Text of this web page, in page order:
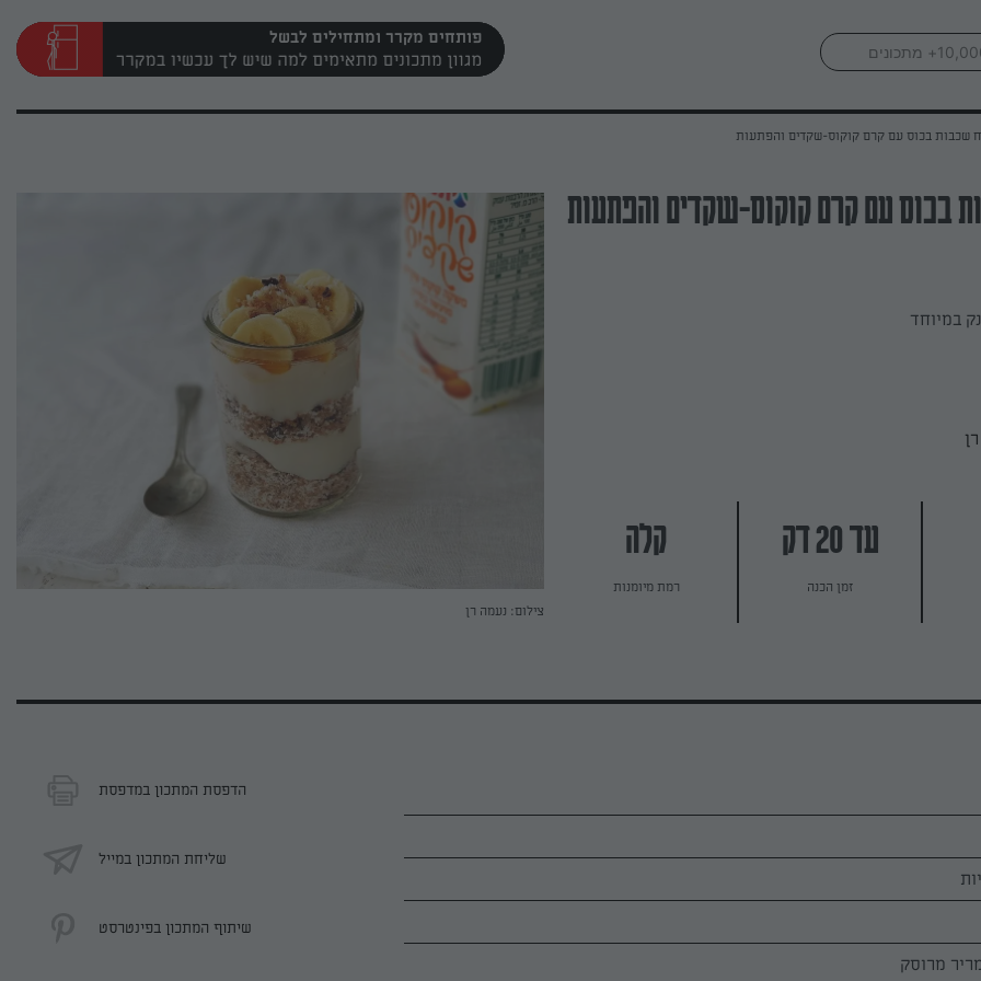
פותחים מקרר ומתחילים לבשל
שכבות בכוס עם קרם קוקוס-שקדים והפתעות
בכוס עם קרם קוקוס-שקדים והפתעות
במיוחד
עד 20 דק
זמן הכנה
קלה
רמת מיומנות
צילום: נעמה רן
הדפסת המתכון במדפסת
שליחת המתכון במייל
שיתוף המתכון בפינטרסט